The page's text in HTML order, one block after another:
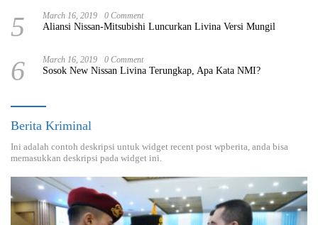
5 March 16, 2019 0 Comment
Aliansi Nissan-Mitsubishi Luncurkan Livina Versi Mungil
6 March 16, 2019 0 Comment
Sosok New Nissan Livina Terungkap, Apa Kata NMI?
Berita Kriminal
Ini adalah contoh deskripsi untuk widget recent post wpberita, anda bisa
memasukkan deskripsi pada widget ini.